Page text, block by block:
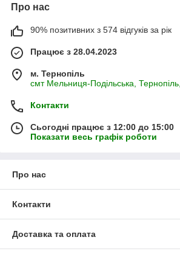
Про нас
90% позитивних з 574 відгуків за рік
Працює з 28.04.2023
м. Тернопіль
смт Мельниця-Подільська,
Контакти
Сьогодні працює з 12:00 до 15:00
Показати весь графік роботи
Про нас
Контакти
Доставка та оплата